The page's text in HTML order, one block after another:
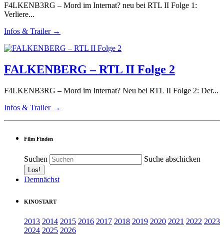
F4LKENB3RG – Mord im Internat? neu bei RTL II Folge 1:
Verliere...
Infos & Trailer →
FALKENBERG – RTL II Folge 2
F4LKENB3RG – Mord im Internat? Neu bei RTL II Folge 2: Der...
Infos & Trailer →
Film Finden
Suchen Suche abschicken
Demnächst
KINOSTART
2013 2014 2015 2016 2017 2018 2019 2020 2021 2022 2023
2024 2025 2026